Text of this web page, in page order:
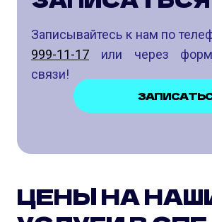
Записывайтесь к нам по
999-11-17 или через
связи!
ЦЕНЫ НА